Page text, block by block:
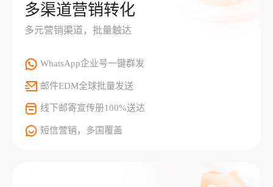
多渠道营销转化
多元营销渠道，批量触达
WhatsApp企业号一键群发
邮件EDM全球批量发送
线下邮寄宣传册100%送达
短信营销，多国覆盖